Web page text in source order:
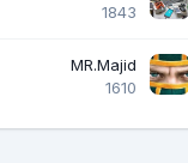
1843
MR.Majid
1610